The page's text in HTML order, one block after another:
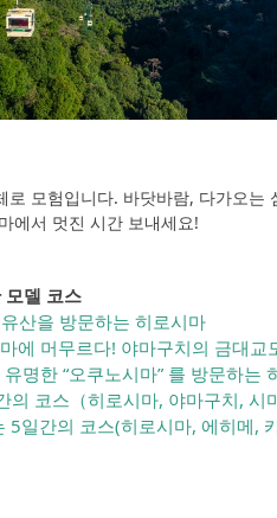
로 모험입니다. 바닷바람, 다가오
에서 멋진 시간 보내세요!
모델 코스
산을 방문하는 히로시마
에 머무르다! 야마구치의 금대
명한 “오쿠노시마” 를 방문하는
코스​（히로시마, 야마구치, 시
5일간의 코스​(히로시마, 에히메,